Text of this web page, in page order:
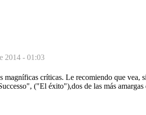
2014 - 01:03
magníficas críticas. Le recomiendo que
("El éxito"),dos de las más amargas